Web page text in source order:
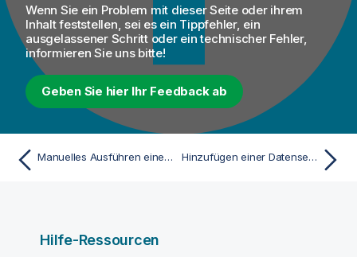
Wenn Sie ein Problem mit dieser Seite oder ihrem
Inhalt feststellen, sei es ein Tippfehler, ein
ausgelassener Schritt oder ein technischer Fehler,
informieren Sie uns bitte!
Geben Sie hier Ihr Feedback ab
Manuelles Ausführen einer Jobtask in einer Dynamic Engine-Umgebung Hinzufügen einer Datenservices-Task in einer Dynamic Engine-Umgebung
Hilfe-Ressourcen